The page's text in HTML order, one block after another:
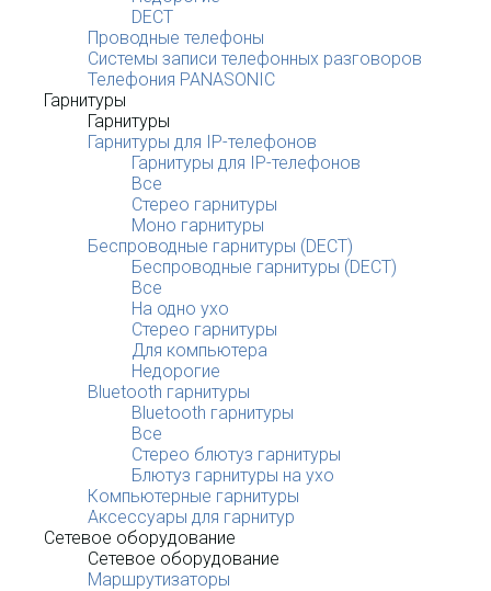
DECT
Проводные телефоны
Системы записи телефонных разговоров
Телефония PANASONIC
Гарнитуры
Гарнитуры
Гарнитуры для IP-телефонов
Гарнитуры для IP-телефонов
Все
Стерео гарнитуры
Моно гарнитуры
Беспроводные гарнитуры (DECT)
Беспроводные гарнитуры (DECT)
Все
На одно ухо
Стерео гарнитуры
Для компьютера
Недорогие
Bluetooth гарнитуры
Bluetooth гарнитуры
Все
Стерео блютуз гарнитуры
Блютуз гарнитуры на ухо
Компьютерные гарнитуры
Аксессуары для гарнитур
Сетевое оборудование
Сетевое оборудование
Маршрутизаторы